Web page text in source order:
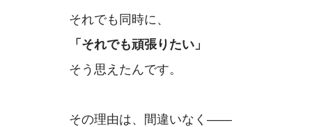
それでも同時に、
「それでも頑張りたい」
そう思えたんです。
その理由は、間違いなく――